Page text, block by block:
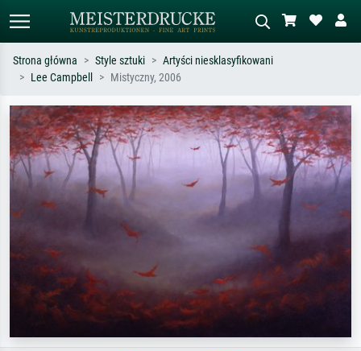
Szukaj wg artysty, tytułu lub stylu – np.
Monet, Gwiaździsta noc,
impresjonizm, fala Hokusaia, akt.
Opisz scenę – np. zielona łąka,
abstrakcja z czerwienią, ciemny olej,
stojący akt obok drzewa.
Strona główna Style sztuki
Artyści niesklasyfikowani
Lee Campbell
Mistyczny, 2006